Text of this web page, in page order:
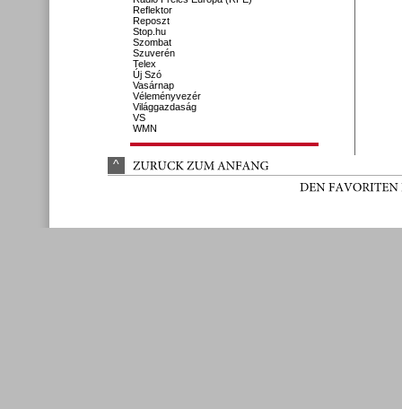
Reflektor
Reposzt
Stop.hu
Szombat
Szuverén
Telex
Új Szó
Vasárnap
Véleményvezér
Világgazdaság
VS
WMN
^ ZURÜCK ZUM ANFANG
DEN FAVORITEN